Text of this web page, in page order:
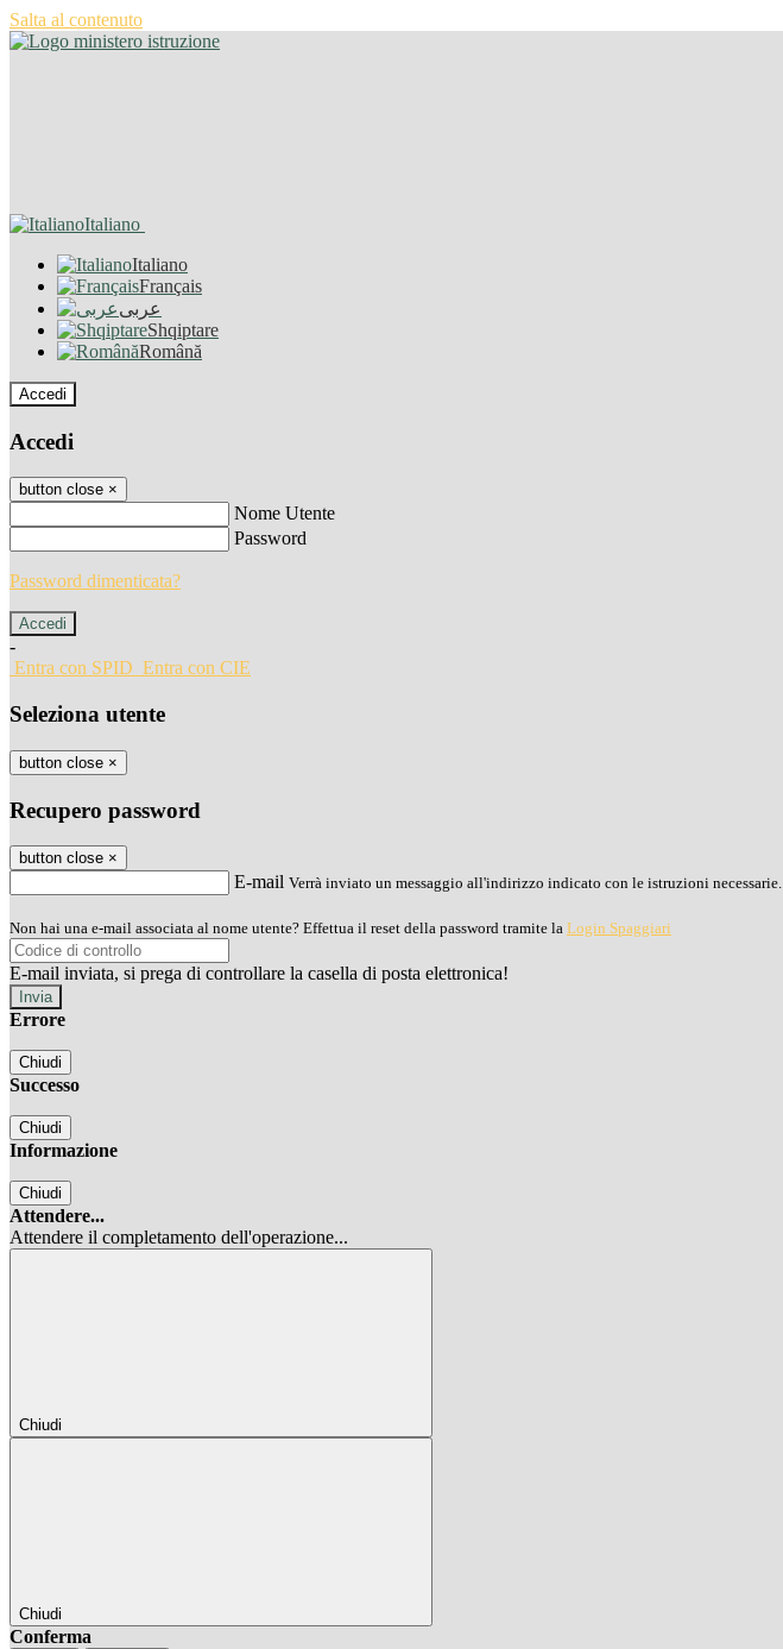
Salta al contenuto
Italiano
Italiano
Français
عربى
Shqiptare
Română
Accedi
Accedi
button close ×
Nome Utente
Password
Password dimenticata?
-
Entra con SPID Entra con CIE
Seleziona utente
button close ×
Recupero password
button close ×
E-mail Verrà inviato un messaggio all'indirizzo indicato con le istruzioni necessarie.
Non hai una e-mail associata al nome utente? Effettua il reset della password tramite la Login Spaggiari
E-mail inviata, si prega di controllare la casella di posta elettronica!
Errore
Chiudi
Successo
Chiudi
Informazione
Chiudi
Attendere...
Attendere il completamento dell'operazione...
Chiudi
Chiudi
Conferma